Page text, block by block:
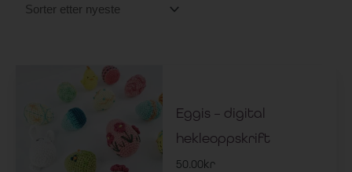
Eggis – digital
hekleoppskrift
50.00kr